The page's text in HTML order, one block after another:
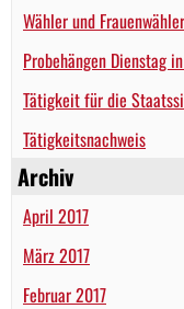
Wähler und
Probehängen Dienstag
Tätigkeit für die
Tätigkeitsnachweis
Archiv
April 2017
März 2017
Februar 2017